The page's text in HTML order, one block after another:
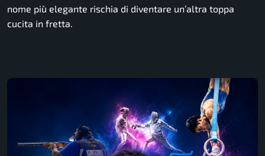
nome più elegante rischia di diventare un’altra toppa
cucita in fretta.